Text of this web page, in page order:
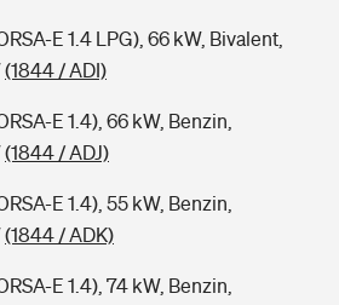
E 1.4 LPG), 66 kW, Bivalent,
(1844 / ADI)
E 1.4), 66 kW, Benzin,
(1844 / ADJ)
E 1.4), 55 kW, Benzin,
(1844 / ADK)
E 1.4), 74 kW, Benzin,